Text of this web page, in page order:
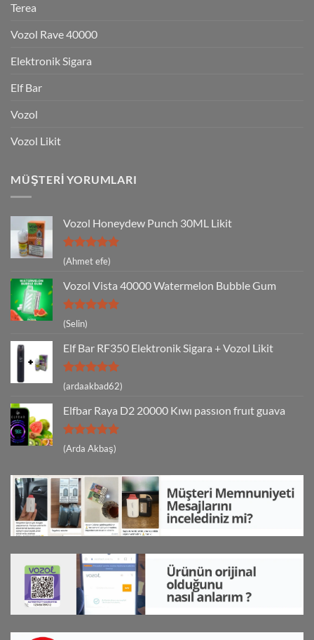
Terea
Vozol Rave 40000
Elektronik Sigara
Elf Bar
Vozol
Vozol Likit
MÜŞTERI YORUMLARI
Vozol Honeydew Punch 30ML Likit
5 üzerinden
5
(Ahmet efe)
Vozol Vista 40000 Watermelon Bubble Gum
5 üzerinden
5
oy aldı
(Selin)
Elf Bar RF350 Elektronik Sigara + Vozol Likit
5 üzerinden
5
(ardaakbad62)
Elfbar Raya D2 20000 Kıwı passıon fruıt guava
5 üzerinden
5
(Arda Akbaş)